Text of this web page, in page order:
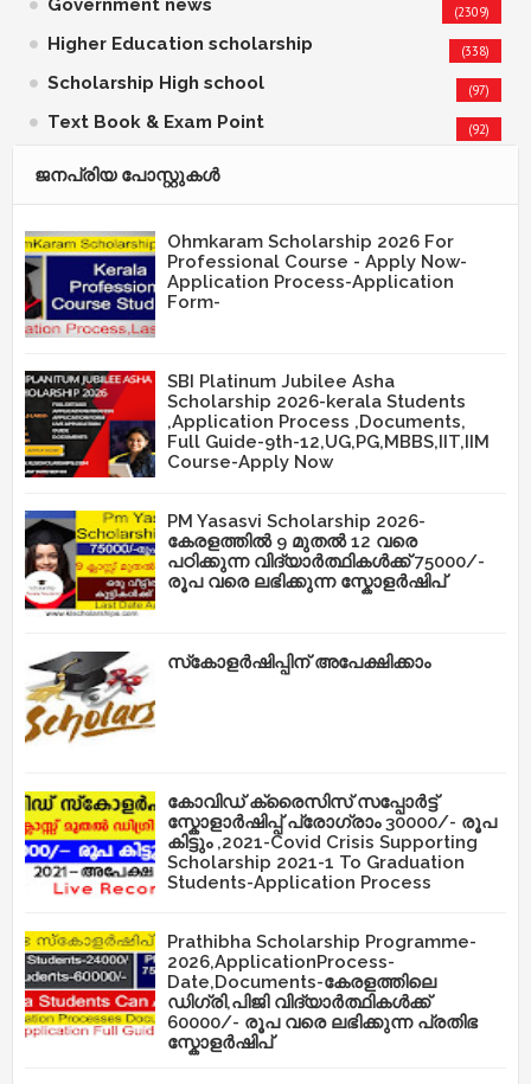
(2309)
Higher Education scholarship (338)
Scholarship High school (97)
Text Book & Exam Point (92)
ജനപ്രിയ പോസ്റ്റുകള്‍‌
Ohmkaram Scholarship 2026 For
Professional Course - Apply Now-
Application Process-Application
Form-
SBI Platinum Jubilee Asha
Scholarship 2026-kerala Students
,Application Process ,Documents,
Full Guide-9th-12,UG,PG,MBBS,IIT,IIM
Course-Apply Now
PM Yasasvi Scholarship 2026-
കേരളത്തിൽ 9 മുതൽ 12 വരെ
പഠിക്കുന്ന വിദ്യാർത്ഥികൾക്ക് 75000/-
രൂപ വരെ ലഭിക്കുന്ന സ്കോളർഷിപ്
സ്‌കോളർഷിപ്പിന് അപേക്ഷിക്കാം
കോവിഡ് ക്രൈസിസ് സപ്പോർട്ട്
സ്കോളാർഷിപ്പ് പ്രോഗ്രാം 30000/- രൂപ
കിട്ടും ,2021-Covid Crisis Supporting
Scholarship 2021-1 To Graduation
Students-Application Process
Prathibha Scholarship Programme-
2026,ApplicationProcess-
Date,Documents-കേരളത്തിലെ
ഡിഗ്രി,പിജി വിദ്യാർത്ഥികൾക്ക്
60000/- രൂപ വരെ ലഭിക്കുന്ന പ്രതിഭ
സ്കോളർഷിപ്